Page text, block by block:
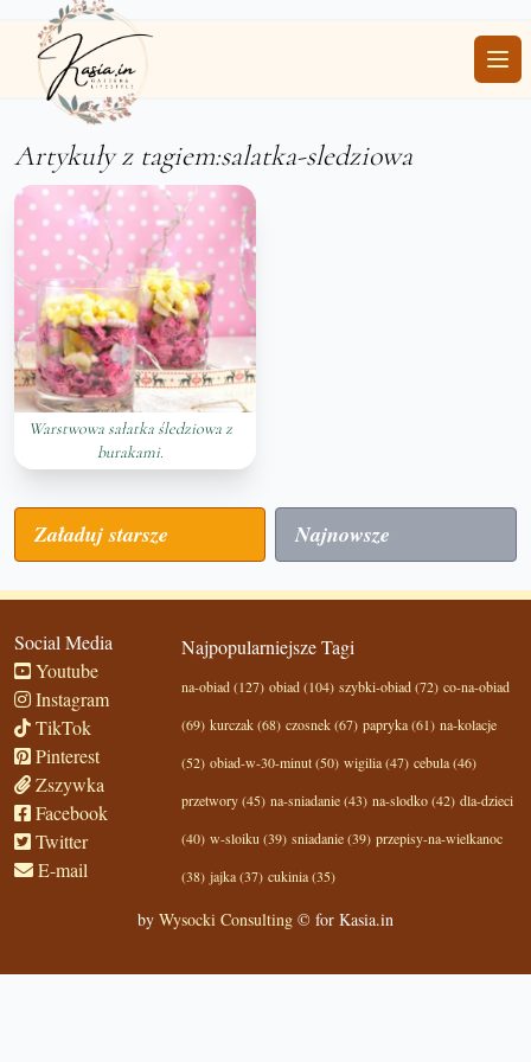
Artykuły z tagiem:salatka-sledziowa
Warstwowa sałatka śledziowa z
burakami.
Załaduj starsze Najnowsze
Social Media
Youtube
Instagram
TikTok
Pinterest
Zszywka
Facebook
Twitter
E-mail
Najpopularniejsze Tagi
na-obiad (127) obiad (104) szybki-obiad (72) co-na-obiad
(69) kurczak (68) czosnek (67) papryka (61) na-kolacje
(52) obiad-w-30-minut (50) wigilia (47) cebula (46)
przetwory (45) na-sniadanie (43) na-slodko (42) dla-dzieci
(40) w-sloiku (39) sniadanie (39) przepisy-na-wielkanoc
(38) jajka (37) cukinia (35)
by Wysocki Consulting© for Kasia.in